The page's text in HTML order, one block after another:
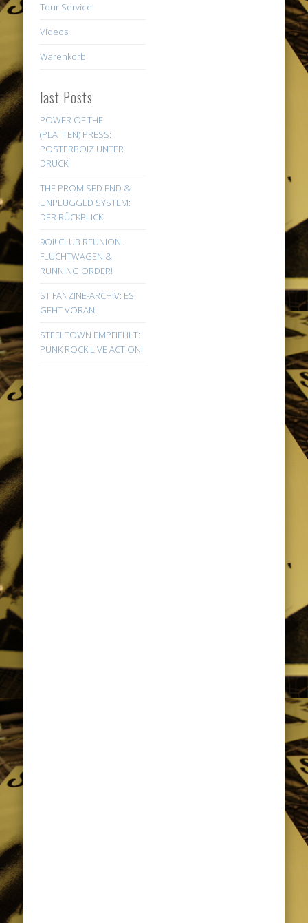
Tour Service
Videos
Warenkorb
last Posts
POWER OF THE
(PLATTEN) PRESS:
POSTERBOIZ UNTER
DRUCK!
THE PROMISED END &
UNPLUGGED SYSTEM:
DER RÜCKBLICK!
9Oi! CLUB REUNION:
FLUCHTWAGEN &
RUNNING ORDER!
ST FANZINE-ARCHIV: ES
GEHT VORAN!
STEELTOWN EMPFIEHLT:
PUNK ROCK LIVE ACTION!